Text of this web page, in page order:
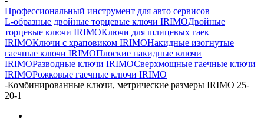
Профессиональный инструмент для авто сервисов
L-образные двойные торцевые ключи IRIMOДвойные
торцевые ключи IRIMOКлючи для шлицевых гаек
IRIMOКлючи с храповиком IRIMOНакидные изогнутые
гаечные ключи IRIMOПлоские накидные ключи
IRIMOРазводные ключи IRIMOСверхмощные гаечные ключи
IRIMOРожковые гаечные ключи IRIMO
-Комбинированные ключи, метрические размеры IRIMO 25-
20-1